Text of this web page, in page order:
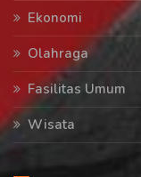
Ekonomi
Olahraga
Fasilitas Umum
Wisata